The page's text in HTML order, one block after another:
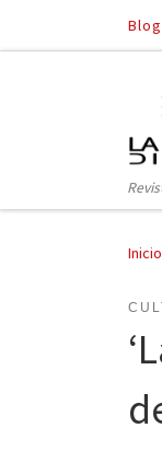
Saltar al contenido
Blog
Inicio